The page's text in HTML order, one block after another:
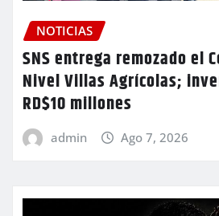
NOTICIAS
SNS entrega remozado el
Nivel Villas Agrícolas;
RD$10 millones
admin Ago 7, 2026